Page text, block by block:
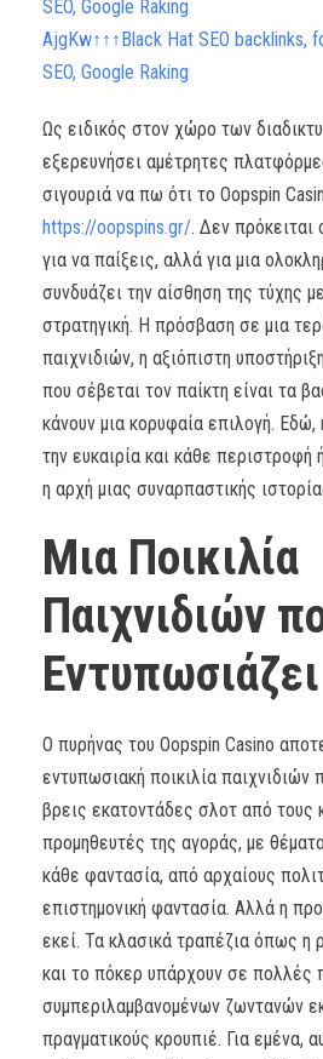
SEO, Google Raking
AjgKw↑↑↑Black Hat SEO backlinks,
SEO, Google Raking
Ως ειδικός στον χώρο των
εξερευνήσει αμέτρητες
σιγουριά να πω ότι το Oopspin
https://oopspins.gr/. Δεν πρόκειται
για να παίξεις, αλλά για μια
συνδυάζει την αίσθηση της τύχης
στρατηγική. Η πρόσβαση σε μια
παιχνιδιών, η αξιόπιστη
που σέβεται τον παίκτη είναι τα
κάνουν μια κορυφαία επιλογή.
την ευκαιρία και κάθε περιστροφή
η αρχή μιας συναρπαστικής
Μια Ποικιλία
Παιχνιδιών
Εντυπωσιάζει
Ο πυρήνας του Oopspin Casino
εντυπωσιακή ποικιλία
βρεις εκατοντάδες σλοτ από τους
προμηθευτές της αγοράς, με
κάθε φαντασία, από αρχαίους
επιστημονική φαντασία. Αλλά η
εκεί. Τα κλασικά τραπέζια όπως η
και το πόκερ υπάρχουν σε πολλές
συμπεριλαμβανομένων ζωντανών
πραγματικούς κρουπιέ. Για εμένα,